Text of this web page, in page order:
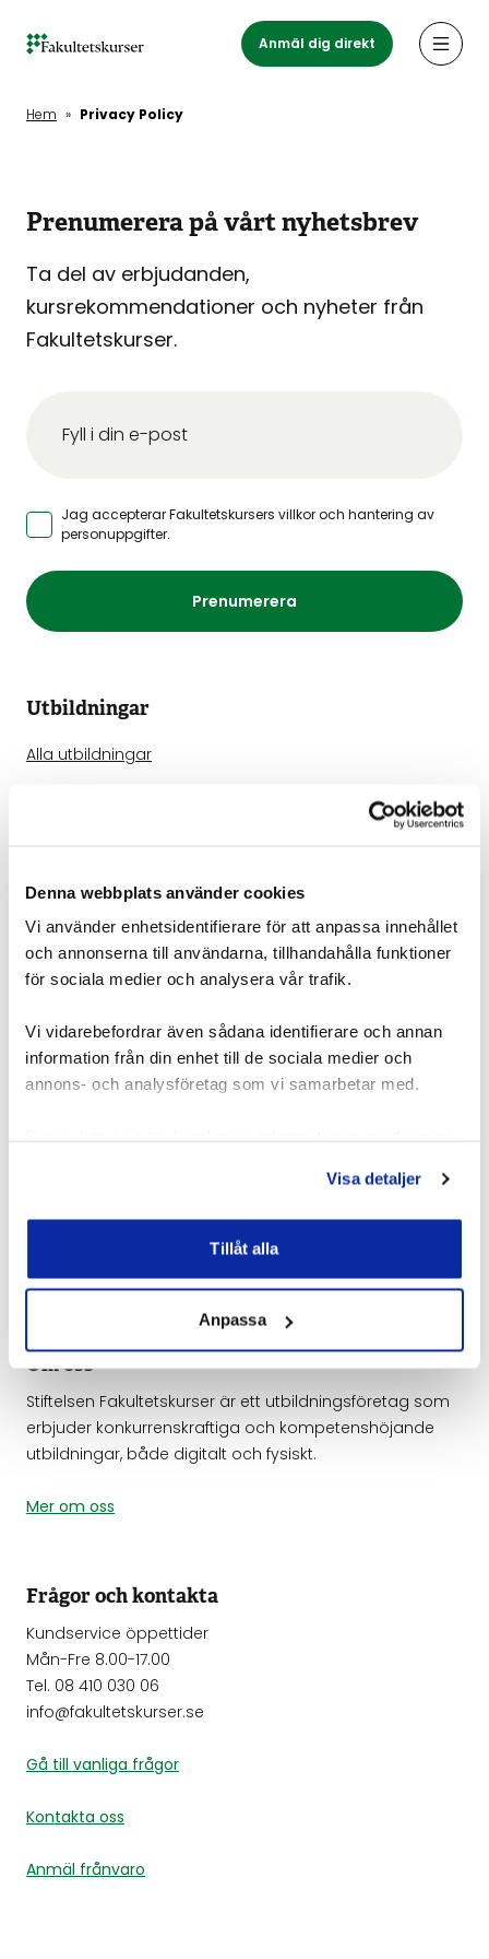
Denna webbplats använder cookies
Vi använder enhetsidentifierare för att anpassa innehållet
och annonserna till användarna, tillhandahålla funktioner
för sociala medier och analysera vår trafik.
Vi vidarebefordrar även sådana identifierare och annan
information från din enhet till de sociala medier och
annons- och analysföretag som vi samarbetar med.
samlat in när du har använt deras tjänster.
Visa detaljer
Tillåt alla
Anpassa
Anmäl dig direkt
Hem » Privacy Policy
Prenumerera på vårt nyhetsbrev
Ta del av erbjudanden,
kursrekommendationer och nyheter från
Fakultetskurser.
Jag accepterar Fakultetskursers villkor och hantering av
personuppgifter.
Prenumerera
Utbildningar
Alla utbildningar
Processrätt
IT-rätt
Avtals- och bolagsrätt
och anpassa dem efter era specifika behov.
Kontakta oss för en kostnadsfri offert.
Mer om företagsanpassat
Om oss
Stiftelsen Fakultetskurser är ett utbildningsföretag som
erbjuder konkurrenskraftiga och kompetenshöjande
utbildningar, både digitalt och fysiskt.
Mer om oss
Frågor och kontakta
Kundservice öppettider
Mån-Fre 8.00-17.00
Tel. 08 410 030 06
info@fakultetskurser.se
Gå till vanliga frågor
Kontakta oss
Anmäl frånvaro